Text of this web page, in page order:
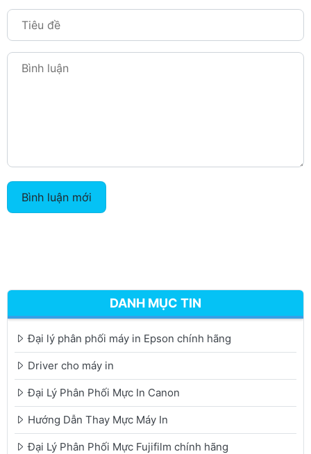
Bình luận mới
DANH MỤC TIN
Đại lý phân phối máy in Epson chính hãng
Driver cho máy in
Đại Lý Phân Phối Mực In Canon
Hướng Dẫn Thay Mực Máy In
Đại Lý Phân Phối Mực Fujifilm chính hãng